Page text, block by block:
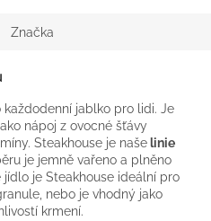
Značka
každodenní jablko pro lidi. Je
nápoj z ovocné šťávy
Steakhouse je naše linie
je jemně vařeno a plněno
je Steakhouse ideální pro
nebo je vhodný jako
krmení.